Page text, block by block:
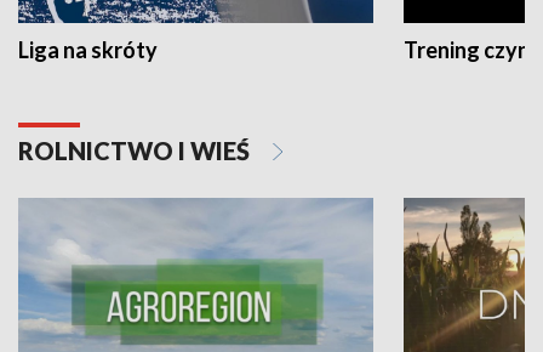
Liga na skróty Trening czyni
ROLNICTWO I WIEŚ